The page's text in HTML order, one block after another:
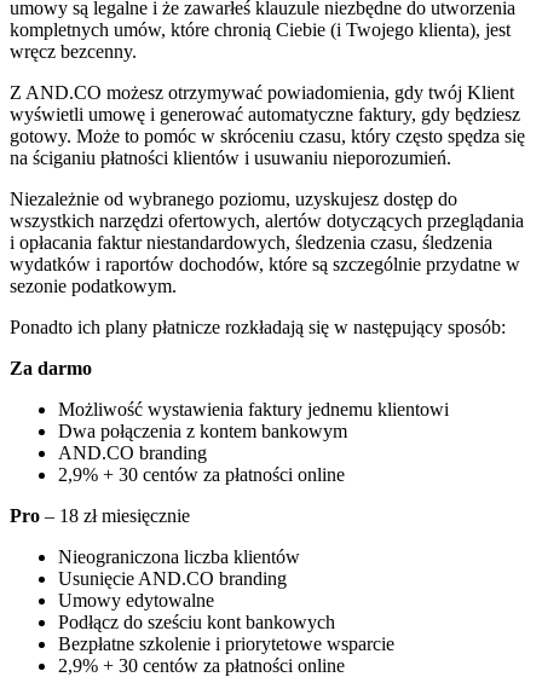
umowy są legalne i że zawarłeś klauzule niezbędne do utworzenia
kompletnych umów, które chronią Ciebie (i Twojego klienta), jest
wręcz bezcenny.
Z AND.CO możesz otrzymywać powiadomienia, gdy twój Klient
wyświetli umowę i generować automatyczne faktury, gdy będziesz
gotowy. Może to pomóc w skróceniu czasu, który często spędza się
na ściganiu płatności klientów i usuwaniu nieporozumień.
Niezależnie od wybranego poziomu, uzyskujesz dostęp do
wszystkich narzędzi ofertowych, alertów dotyczących przeglądania
i opłacania faktur niestandardowych, śledzenia czasu, śledzenia
wydatków i raportów dochodów, które są szczególnie przydatne w
sezonie podatkowym.
Ponadto ich plany płatnicze rozkładają się w następujący sposób:
Za darmo
Możliwość wystawienia faktury jednemu klientowi
Dwa połączenia z kontem bankowym
AND.CO branding
2,9% + 30 centów za płatności online
Pro – 18 zł miesięcznie
Nieograniczona liczba klientów
Usunięcie AND.CO branding
Umowy edytowalne
Podłącz do sześciu kont bankowych
Bezpłatne szkolenie i priorytetowe wsparcie
2,9% + 30 centów za płatności online